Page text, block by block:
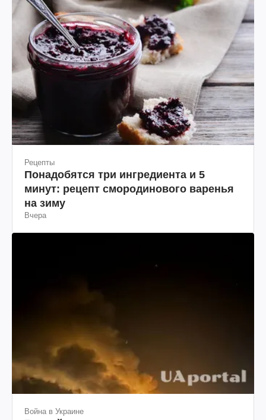
Рецепты
Понадобятся три ингредиента и 5
минут: рецепт смородинового варенья
на зиму
Вчера
Война в Украине